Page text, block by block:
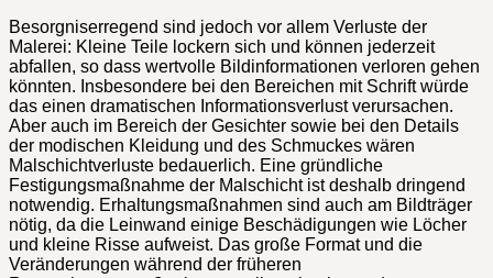
Besorgniserregend sind jedoch vor allem Verluste der
Malerei: Kleine Teile lockern sich und können jederzeit
abfallen, so dass wertvolle Bildinformationen verloren gehen
könnten. Insbesondere bei den Bereichen mit Schrift würde
das einen dramatischen Informationsverlust verursachen.
Aber auch im Bereich der Gesichter sowie bei den Details
der modischen Kleidung und des Schmuckes wären
Malschichtverluste bedauerlich. Eine gründliche
Festigungsmaßnahme der Malschicht ist deshalb dringend
notwendig. Erhaltungsmaßnahmen sind auch am Bildträger
nötig, da die Leinwand einige Beschädigungen wie Löcher
und kleine Risse aufweist. Das große Format und die
Veränderungen während der früheren